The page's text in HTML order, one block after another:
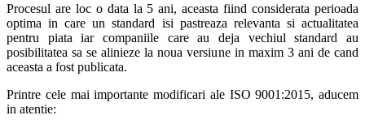
Procesul are loc o data la 5 ani, aceasta fiind considerata perioada
optima in care un standard isi pastreaza relevanta si actualitatea
pentru piata iar companiile care au deja vechiul standard au
posibilitatea sa se alinieze la noua versiune in maxim 3 ani de cand
aceasta a fost publicata.
Printre cele mai importante modificari ale ISO 9001:2015, aducem
in atentie: